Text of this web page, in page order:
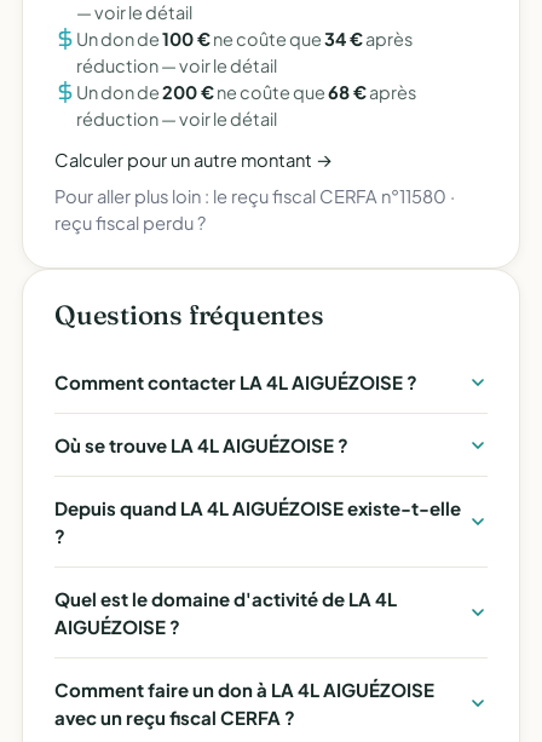
—voir le détail
Un don de100 €ne coûte que34 €après
réduction —voir le détail
Un don de200 €ne coûte que68 €après
réduction —voir le détail
Calculer pour un autre montant →
Pour aller plus loin : le reçu fiscal CERFA n°11580 ·
reçu fiscal perdu ?
Questions fréquentes
Comment contacter LA 4L AIGUÉZOISE ?
Où se trouve LA 4L AIGUÉZOISE ?
Depuis quand LA 4L AIGUÉZOISE existe-t-elle
?
Quel est le domaine d'activité de LA 4L
AIGUÉZOISE ?
Comment faire un don à LA 4L AIGUÉZOISE
avec un reçu fiscal CERFA ?